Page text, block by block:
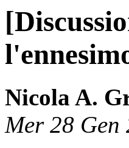
Nicola A.
Mer 28